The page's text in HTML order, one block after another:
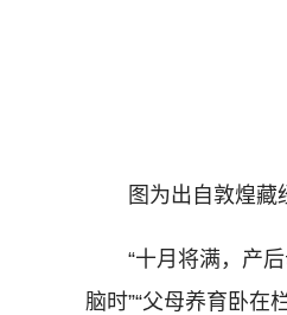
图为出自敦煌藏经
“十月将满，产后
脑时”“父母养育卧在